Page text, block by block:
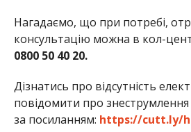
Нагадаємо, що при потребі,
консультацію можна в кол-
0800 50 40 20.
Дізнатись про відсутність
повідомити про
за посиланням: https://cutt.ly/